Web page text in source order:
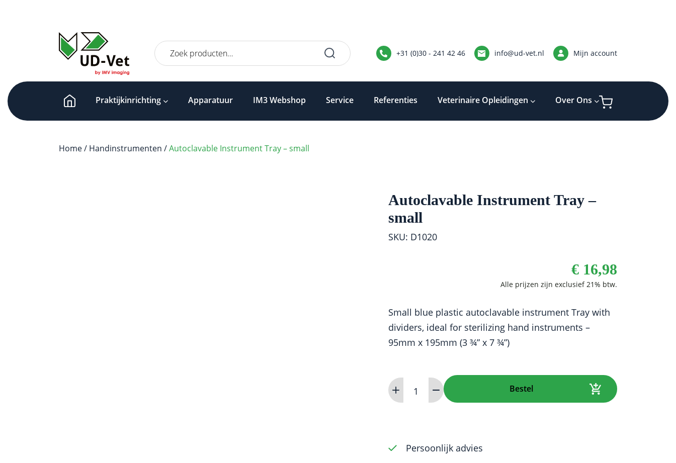
Zoeken
naar:
+31 (0)30 - 241 42 46 info@ud-vet.nl Mijn account
Praktijkinrichting Apparatuur IM3 Webshop Service Referenties Veterinaire Opleidingen Over Ons
Home/ Handinstrumenten /Autoclavable Instrument Tray – small
Autoclavable Instrument Tray –
small
SKU: D1020
€ 16,98
Small blue plastic autoclavable instrument Tray with
dividers, ideal for sterilizing hand instruments –
95mm x 195mm (3 ¾” x 7 ¾”)
Autoclavable
Instrument
small
Bestel
Persoonlijk advies